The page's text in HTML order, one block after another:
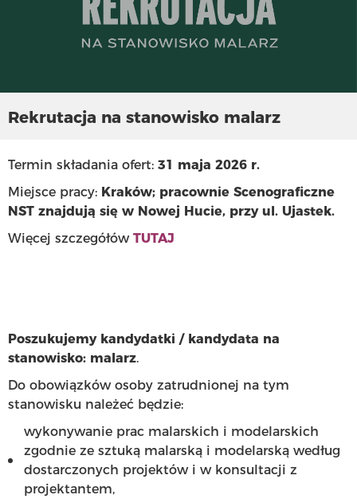
Rekrutacja na stanowisko malarz
Termin składania ofert: 31 maja 2026 r.
Miejsce pracy: Kraków; pracownie Scenograficzne
NST znajdują się w Nowej Hucie, przy ul. Ujastek.
Więcej szczegółów TUTAJ
Poszukujemy kandydatki / kandydata na
stanowisko: malarz.
Do obowiązków osoby zatrudnionej na tym
stanowisku należeć będzie:
wykonywanie prac malarskich i modelarskich
zgodnie ze sztuką malarską i modelarską według
dostarczonych projektów i w konsultacji z
projektantem,